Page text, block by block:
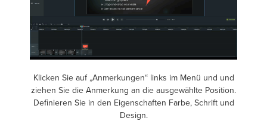
Klicken Sie auf „Anmerkungen“ links im Menü und und
ziehen Sie die Anmerkung an die ausgewählte Position.
Definieren Sie in den Eigenschaften Farbe, Schrift und
Design.